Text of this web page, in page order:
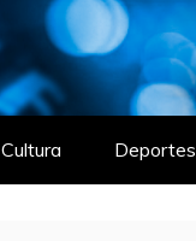
Cultura Deportes